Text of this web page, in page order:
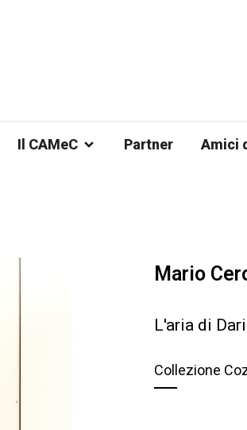
Il CAMeC Partner
Amici
Mario
L'aria di
Collezione